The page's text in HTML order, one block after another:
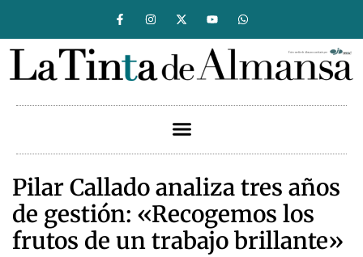
Pilar Callado analiza tres años
de gestión: «Recogemos los
frutos de un trabajo brillante»